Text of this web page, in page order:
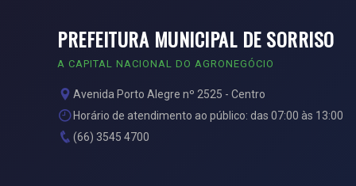
PREFEITURA MUNICIPAL DE SORRISO
A CAPITAL NACIONAL DO AGRONEGÓCIO
Avenida Porto Alegre nº 2525 - Centro
Horário de atendimento ao público: das 07:00 às 13:00
(66) 3545 4700